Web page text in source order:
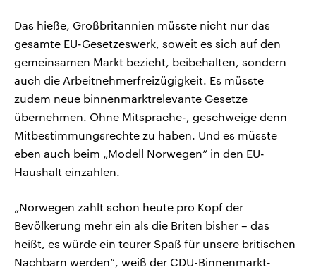
Das hieße, Großbritannien müsste nicht nur das
gesamte EU-Gesetzeswerk, soweit es sich auf den
gemeinsamen Markt bezieht, beibehalten, sondern
auch die Arbeitnehmerfreizügigkeit. Es müsste
zudem neue binnenmarktrelevante Gesetze
übernehmen. Ohne Mitsprache-, geschweige denn
Mitbestimmungsrechte zu haben. Und es müsste
eben auch beim „Modell Norwegen“ in den EU-
Haushalt einzahlen.
„Norwegen zahlt schon heute pro Kopf der
Bevölkerung mehr ein als die Briten bisher – das
heißt, es würde ein teurer Spaß für unsere britischen
Nachbarn werden“, weiß der CDU-Binnenmarkt-